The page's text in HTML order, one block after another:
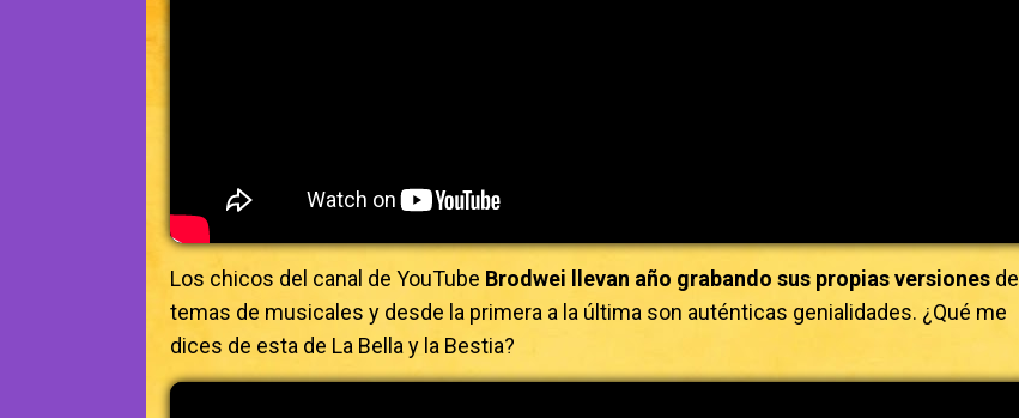
Los chicos del canal de YouTube Brodwei llevan año grabando sus propias versiones de
temas de musicales y desde la primera a la última son auténticas genialidades. ¿Qué me
dices de esta de La Bella y la Bestia?